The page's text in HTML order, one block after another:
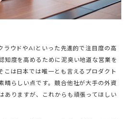
ラウドやAIといった先進的で注目度の高
知度を高めるために泥臭い地道な営業を
こは日本では唯一とも言えるプロダクト
晴らしい点です。競合他社が大手の外資
ありますが、これからも頑張ってほしい